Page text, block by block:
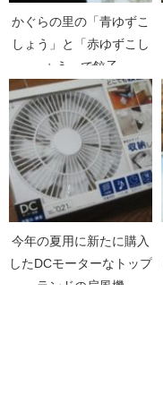
かぐらの里の「青ゆずこ
しょう」と「赤ゆずこし
ょう」で餃子
今年の夏用に新たに購入
したDCモーターなトップ
ランドの扇風機